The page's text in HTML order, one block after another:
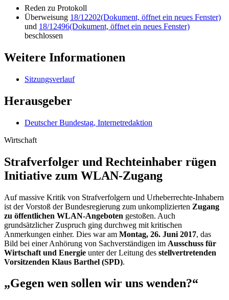
Reden zu Protokoll
Überweisung 18/12202(Dokument, öffnet ein neues Fenster)
und 18/12496(Dokument, öffnet ein neues Fenster)
beschlossen
Weitere Informationen
Sitzungsverlauf
Herausgeber
Deutscher Bundestag, Internetredaktion
Wirtschaft
Strafverfolger und Rech­te­inhaber rügen
Initiative zum WLAN-Zugang
Auf massive Kritik von Strafverfolgern und Urheberrechte-Inhabern
ist der Vorstoß der Bundesregierung zum unkomplizierten Zugang
zu öffentlichen WLAN-Angeboten gestoßen. Auch
grundsätzlicher Zuspruch ging durchweg mit kritischen
Anmerkungen einher. Dies war am Montag, 26. Juni 2017, das
Bild bei einer Anhörung von Sachverständigen im Ausschuss für
Wirtschaft und Energie unter der Leitung des stellvertretenden
Vorsitzenden Klaus Barthel (SPD).
„Gegen wen sollen wir uns wenden?“